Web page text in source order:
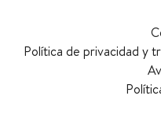
Política de privacidad y